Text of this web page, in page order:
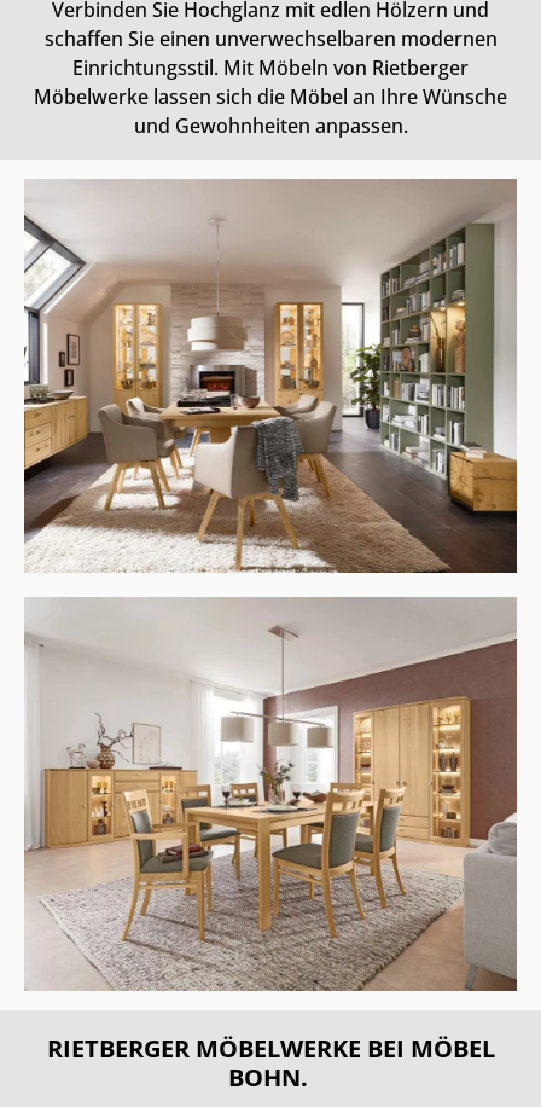
Verbinden Sie Hochglanz mit edlen Hölzern und
schaffen Sie einen unverwechselbaren modernen
Einrichtungsstil. Mit Möbeln von Rietberger
Möbelwerke lassen sich die Möbel an Ihre Wünsche
und Gewohnheiten anpassen.
RIETBERGER MÖBELWERKE BEI MÖBEL
BOHN.